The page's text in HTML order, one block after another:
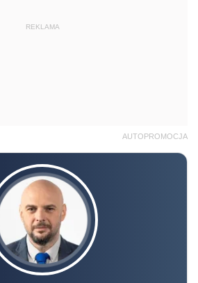
REKLAMA
AUTOPROMOCJA